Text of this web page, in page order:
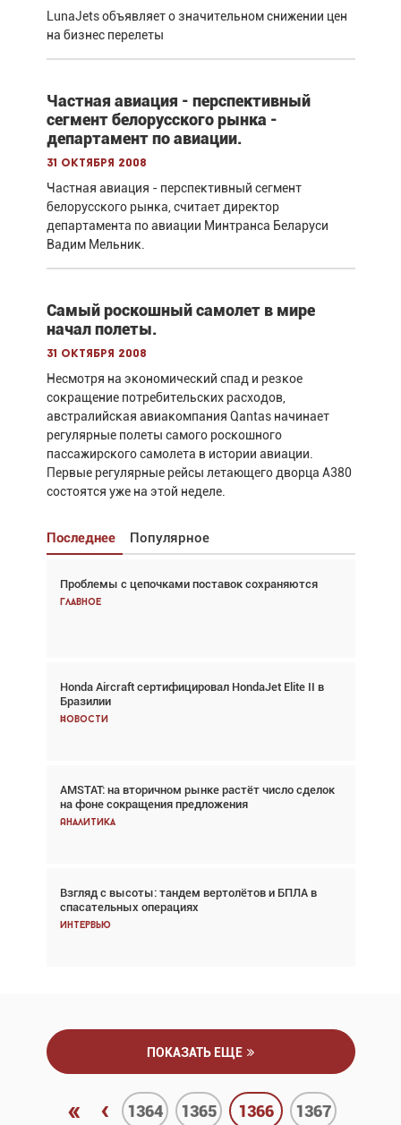
LunaJets объявляет о значительном снижении цен
на бизнес перелеты
Частная авиация - перспективный
сегмент белорусского рынка -
департамент по авиации.
31 октября 2008
Частная авиация - перспективный сегмент
белорусского рынка, считает директор
департамента по авиации Минтранса Беларуси
Вадим Мельник.
Самый роскошный самолет в мире
начал полеты.
31 октября 2008
Несмотря на экономический спад и резкое
сокращение потребительских расходов,
австралийская авиакомпания Qantas начинает
регулярные полеты самого роскошного
пассажирского самолета в истории авиации.
Первые регулярные рейсы летающего дворца A380
состоятся уже на этой неделе.
Последнее Популярное
Проблемы с цепочками поставок сохраняются
Главное
Honda Aircraft сертифицировал HondaJet Elite II в
Бразилии
Новости
AMSTAT: на вторичном рынке растёт число сделок
на фоне сокращения предложения
Аналитика
Взгляд с высоты: тандем вертолётов и БПЛА в
спасательных операциях
Интервью
Взгляд с высоты: тандем вертолётов и БПЛА в
спасательных операциях
Авиационный фотограф Дэйв Кох: «Фотография
говорит сама за себя... а ИИ всё портит»
Новости
Проблемы с цепочками поставок сохраняются
Аналитика
Частный самолёт – это актив. Подходите к
покупке соответствующим образом
Интервью
ПОКАЗАТЬ ЕЩЕ
« ‹ 1364 1365 1366 1367